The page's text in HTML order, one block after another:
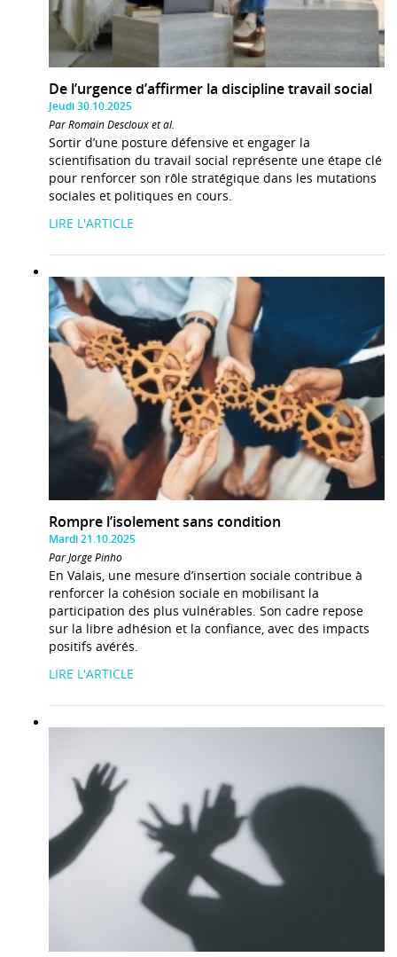
De l’urgence d’affirmer la discipline travail social
Jeudi 30.10.2025
Par Romain Descloux et al.
Sortir d’une posture défensive et engager la
scientifisation du travail social représente une étape clé
pour renforcer son rôle stratégique dans les mutations
sociales et politiques en cours.
LIRE L'ARTICLE
Rompre l’isolement sans condition
Mardi 21.10.2025
Par Jorge Pinho
En Valais, une mesure d’insertion sociale contribue à
renforcer la cohésion sociale en mobilisant la
participation des plus vulnérables. Son cadre repose
sur la libre adhésion et la confiance, avec des impacts
positifs avérés.
LIRE L'ARTICLE